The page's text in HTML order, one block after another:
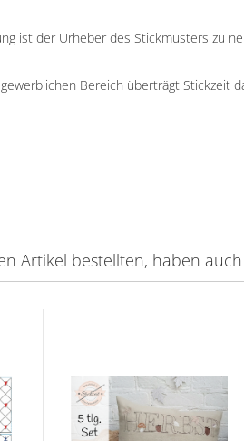
ist der Urheber des Stickmusters zu
Bereich überträgt Stickzeit
Artikel bestellten, haben